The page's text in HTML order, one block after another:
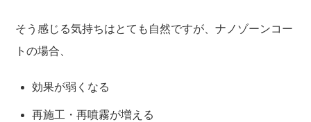
そう感じる気持ちはとても自然ですが、ナノゾーンコー
トの場合、
効果が弱くなる
再施工・再噴霧が増える